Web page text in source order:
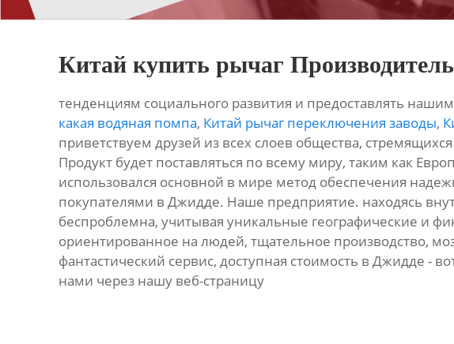
Китай купить рычаг Производитель
тенденциям социального развития и предоставлять
какая водяная помпа, Китай рычаг переключения заводы,
приветствуем друзей из всех слоев общества,
Продукт будет поставляться по всему миру, таким как
использовался основной в мире метод обеспечения
покупателями в Джидде. Наше предприятие. находясь
беспроблемна, учитывая уникальные географические и
ориентированное на людей, тщательное производство,
фантастический сервис, доступная стоимость в Джидде -
нами через нашу веб-страницу